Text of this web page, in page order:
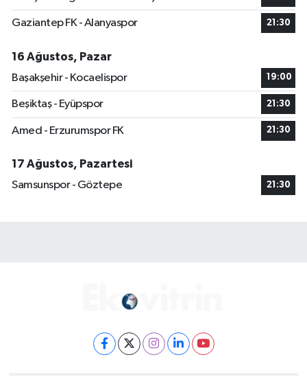
Gaziantep FK - Alanyaspor 21:30
16 Ağustos, Pazar
Başakşehir - Kocaelispor
19:00
Beşiktaş - Eyüpspor 21:30
Amed - Erzurumspor FK 21:30
17 Ağustos, Pazartesi
Samsunspor - Göztepe
21:30